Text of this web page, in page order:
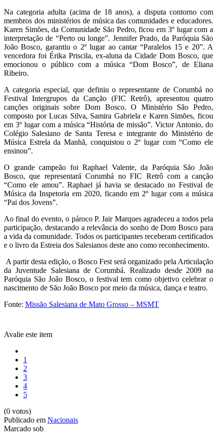
Na categoria adulta (acima de 18 anos), a disputa contorno com
membros dos ministérios de música das comunidades e educadores.
Karen Simões, da Comunidade São Pedro, ficou em 3º lugar com a
interpretação de “Perto ou longe”. Jennifer Prado, da Paróquia São
João Bosco, garantiu o 2º lugar ao cantar “Paralelos 15 e 20”. A
vencedora foi Érika Priscila, ex-aluna da Cidade Dom Bosco, que
emocionou o público com a música “Dom Bosco”, de Eliana
Ribeiro.
A categoria especial, que definiu o representante de Corumbá no
Festival Intergrupos da Canção (FIC Retrô), apresentou quatro
canções originais sobre Dom Bosco. O Ministério São Pedro,
composto por Lucas Silva, Samira Gabriela e Karen Simões, ficou
em 3º lugar com a música “História de missão”. Victor Antonio, do
Colégio Salesiano de Santa Teresa e integrante do Ministério de
Música Estrela da Manhã, conquistou o 2º lugar com “Como ele
ensinou”.
O grande campeão foi Raphael Valente, da Paróquia São João
Bosco, que representará Corumbá no FIC Retrô com a canção
“Como ele amou”. Raphael já havia se destacado no Festival de
Música da Inspetoria em 2020, ficando em 2º lugar com a música
“Pai dos Jovens”.
Ao final do evento, o pároco P. Jair Marques agradeceu a todos pela
participação, destacando a relevância do sonho de Dom Bosco para
a vida da comunidade. Todos os participantes receberam certificados
e o livro da Estreia dos Salesianos deste ano como reconhecimento.
A partir desta edição, o Bosco Fest será organizado pela Articulação
da Juventude Salesiana de Corumbá. Realizado desde 2009 na
Paróquia São João Bosco, o festival tem como objetivo celebrar o
nascimento de São João Bosco por meio da música, dança e teatro.
Fonte: Missão Salesiana de Mato Grosso – MSMT
Avalie este item
1
2
3
4
5
(0 votos)
Publicado em Nacionais
Marcado sob